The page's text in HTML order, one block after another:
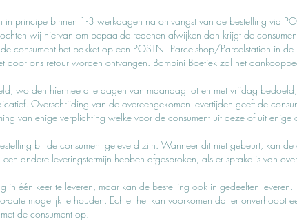
principe binnen 1-3 werkdagen na ontvangst van de bestelling via
wij hiervan om bepaalde redenen afwijken dan krijgt de
consument het pakket op een POSTNL Parcelshop/Parcelstation in
ons retour worden ontvangen. Bambini Boetiek zal het
worden hiermee alle dagen van maandag tot en met vrijdag
Overschrijding van de overeengekomen levertijden geeft de
van enige verplichting welke voor de consument uit deze of uit enige
bij de consument geleverd zijn. Wanneer dit niet gebeurt, kan
andere leveringstermijn hebben afgesproken, als er sprake is van
in één keer te leveren, maar kan de bestelling ook in gedeelten leveren.
mogelijk te houden. Echter het kan voorkomen dat er onverhoopt
de consument op.